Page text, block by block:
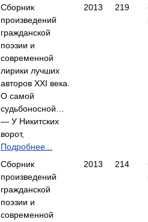
Сборник
произведений
гражданской
поэзии и
современной
лирики лучших
авторов XXI века.
О самой
судьбоносной…
— У Никитских
ворот,
Подробнее...
2013 219
Сборник
произведений
гражданской
поэзии и
современной
2013 214